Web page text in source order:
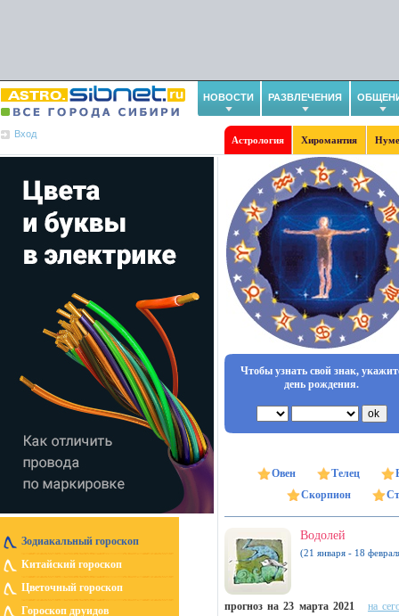
НОВОСТИ РАЗВЛЕЧЕНИЯ
Вход
Астрология Хиромантия
Зодиакальный гороскоп
Китайский гороскоп
Цветочный гороскоп
Гороскоп друидов
Чтобы узнать свой знак,
день рождения.
Овен Телец
Скорпион
Водолей
(21 января - 18
прогноз на 23 марта 2021
на